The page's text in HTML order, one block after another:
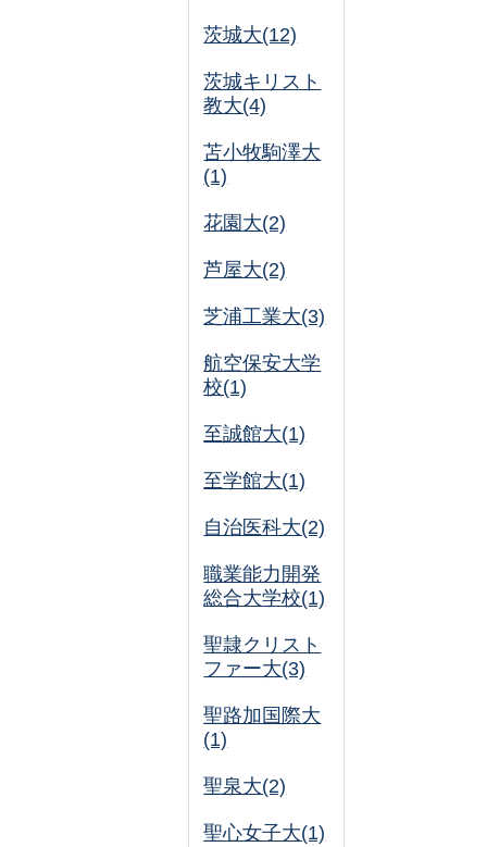
茨城大(12)
茨城キリスト
教大(4)
苫小牧駒澤大
(1)
花園大(2)
芦屋大(2)
芝浦工業大(3)
航空保安大学
校(1)
至誠館大(1)
至学館大(1)
自治医科大(2)
職業能力開発
総合大学校(1)
聖隷クリスト
ファー大(3)
聖路加国際大
(1)
聖泉大(2)
聖心女子大(1)